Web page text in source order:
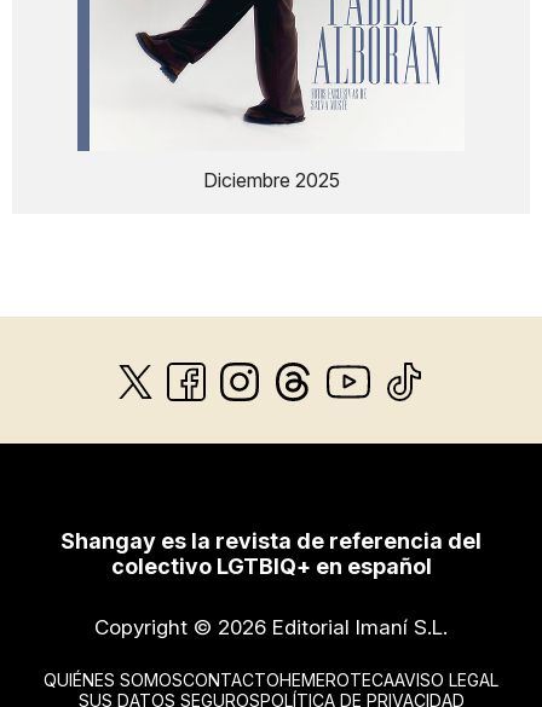
Diciembre 2025
Shangay es la revista de referencia del
colectivo LGTBIQ+ en español
Copyright © 2026 Editorial Imaní S.L.
QUIÉNES SOMOSCONTACTOHEMEROTECAAVISO LEGAL
SUS DATOS SEGUROSPOLÍTICA DE PRIVACIDAD